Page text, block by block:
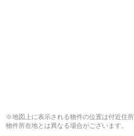
※地図上に表示される物件の位置は付近住
物件所在地とは異なる場合がございます。